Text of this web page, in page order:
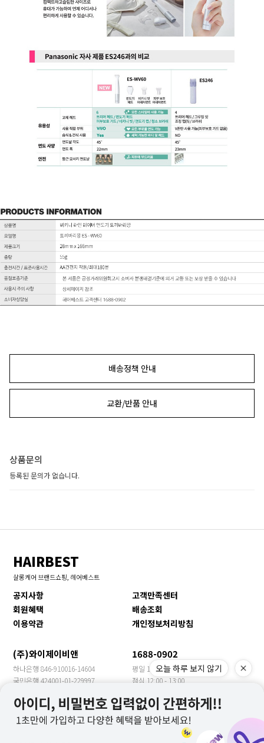
배송정책 안내
교환/반품 안내
상품문의
등록된 문의가 없습니다.
HAIRBEST
살롱케어 브랜드쇼핑, 헤어베스트
공지사항
고객만족센터
회원혜택
배송조회
이용약관
개인정보처리방침
(주)와이제이비앤 1688-0902
하나은행 846-910016-14604
국민은행 424001-01-229997
농협은행 355-0018-3149-63
우리은행 1005-901-399957
평일 10:00 - 17:00
점심 12:00 - 13:00
수출문의 YJBN MEET
오늘 하루 보지 않기